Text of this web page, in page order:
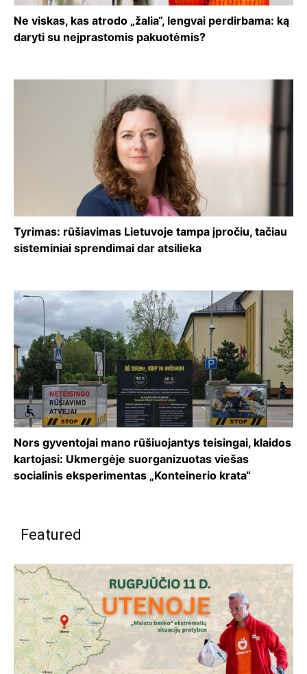
Ne viskas, kas atrodo „žalia“, lengvai perdirbama: ką
daryti su neįprastomis pakuotėmis?
Tyrimas: rūšiavimas Lietuvoje tampa įpročiu, tačiau
sisteminiai sprendimai dar atsilieka
Nors gyventojai mano rūšiuojantys teisingai, klaidos
kartojasi: Ukmergėje suorganizuotas viešas
socialinis eksperimentas „Konteinerio krata“
Featured